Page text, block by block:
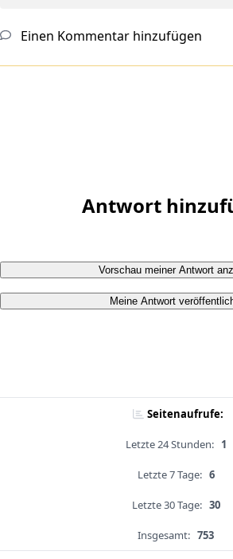
Einen Kommentar hinzufügen
Antwort
Vorschau meiner Antwort
Meine Antwort
Seitenaufrufe:
Letzte 24 Stunden: 1
Letzte 7 Tage: 6
Letzte 30 Tage: 30
Insgesamt: 753